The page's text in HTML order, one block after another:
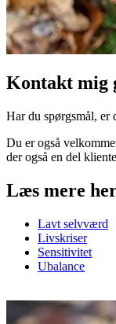
Kontakt mig
Har du spørgsmål, er
Du er også
der også en del
Læs mere
Lavt selvværd
Livskriser
Sensitivitet
Ubalance